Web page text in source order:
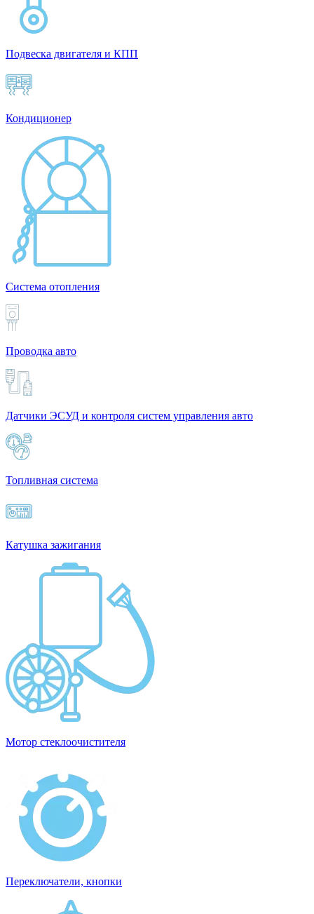
Подвеска двигателя и КПП
Кондиционер
Система отопления
Проводка авто
Датчики ЭСУД и контроля систем управления авто
Топливная система
Катушка зажигания
Мотор стеклоочистителя
Переключатели, кнопки